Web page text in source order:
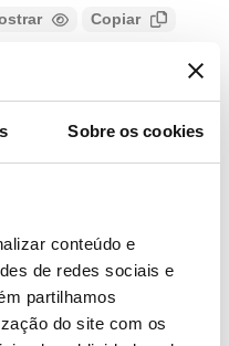
Sobre os cookies
conteúdo e
de redes sociais e
partilhamos
do site com os
Copiar
para tubagem
contínuo a alta
para
cromado.
Mostrar
Copiar